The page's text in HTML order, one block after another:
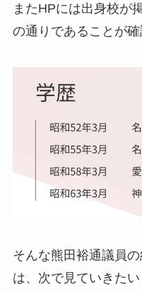
またHPには出身校が
の通りであることが確
そんな熊田裕通議員
は、次で見ていきたい